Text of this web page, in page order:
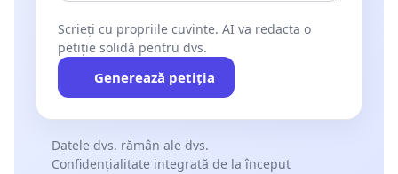
Scrieți cu propriile cuvinte. AI va redacta o
petiție solidă pentru dvs.
Generează petiția
Datele dvs. rămân ale dvs.
Confidențialitate integrată de la început